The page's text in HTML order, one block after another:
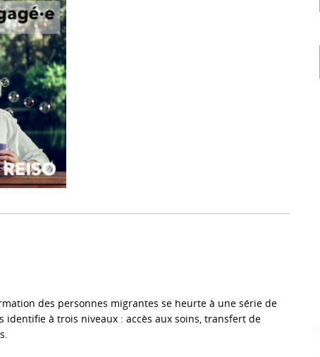
des personnes migrantes se heurte à une série de
identifie à trois niveaux : accès aux soins, transfert de